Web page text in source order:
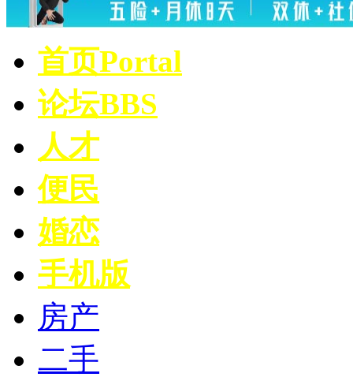
首页Portal
论坛BBS
人才
便民
婚恋
手机版
房产
二手